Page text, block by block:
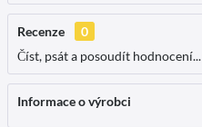
Recenze
0
Číst, psát a posoudít hodnocení...
Informace o výrobci